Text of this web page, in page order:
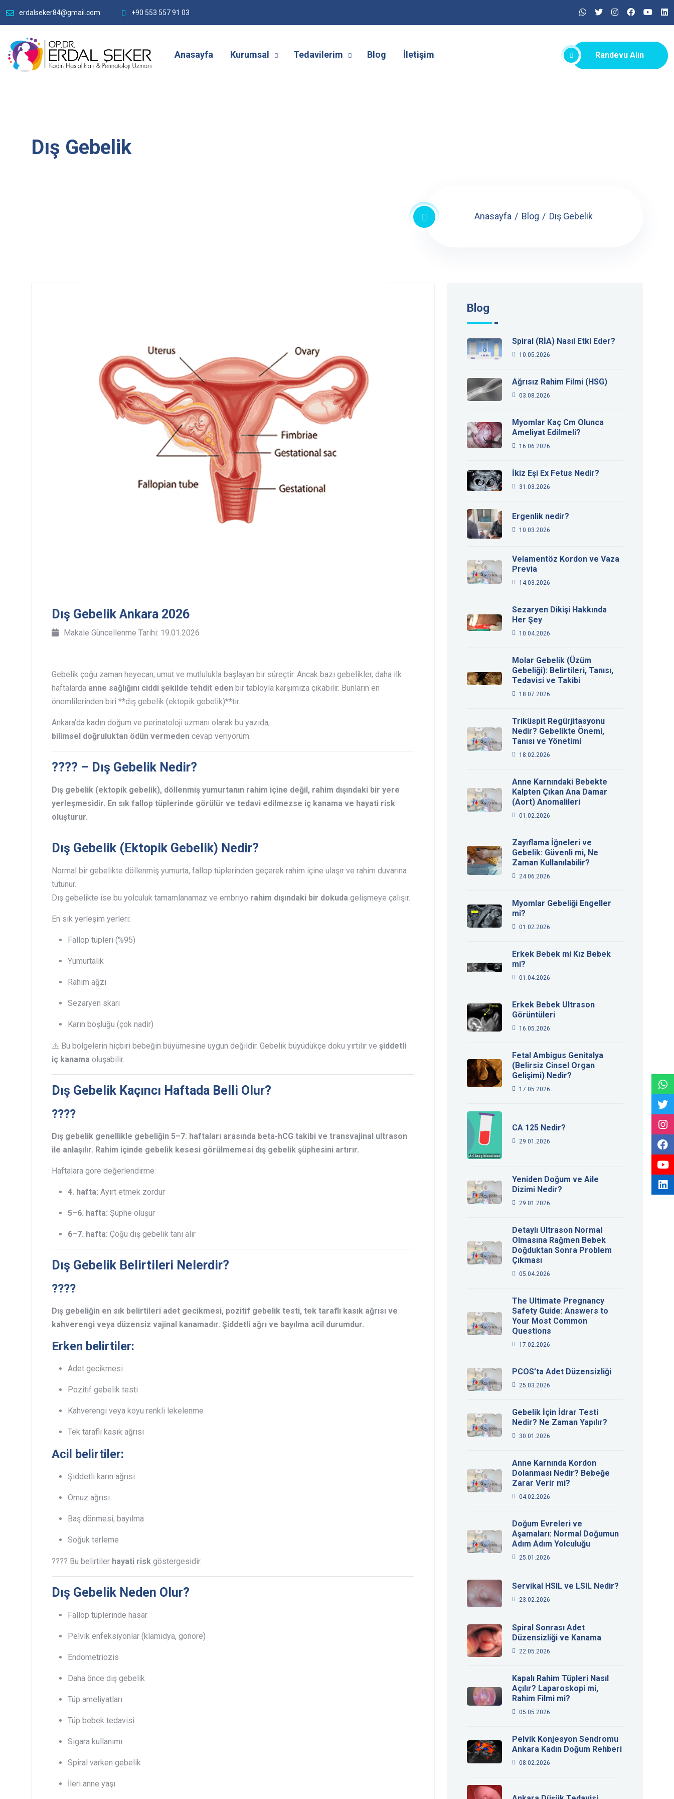
erdalseker84@gmail.com +90 553 557 91 03
Anasayfa Kurumsal Tedavilerim Blog İletişim Randevu Alın
Dış Gebelik
Anasayfa Blog Dış Gebelik
Dış Gebelik Ankara 2026
Makale Güncellenme Tarihi: 19.01.2026
Gebelik çoğu zaman heyecan, umut ve mutlulukla başlayan bir süreçtir. Ancak bazı gebelikler, daha ilk
haftalarda anne sağlığını ciddi şekilde tehdit eden bir tabloyla karşımıza çıkabilir. Bunların en
önemlilerinden biri **dış gebelik (ektopik gebelik)**tir.
Ankara’da kadın doğum ve perinatoloji uzmanı olarak bu yazıda;
bilimsel doğruluktan ödün vermeden cevap veriyorum.
???? – Dış Gebelik Nedir?
Dış gebelik (ektopik gebelik), döllenmiş yumurtanın rahim içine değil, rahim dışındaki bir yere
yerleşmesidir. En sık fallop tüplerinde görülür ve tedavi edilmezse iç kanama ve hayati risk
oluşturur.
Dış Gebelik (Ektopik Gebelik) Nedir?
Normal bir gebelikte döllenmiş yumurta, fallop tüplerinden geçerek rahim içine ulaşır ve rahim duvarına
tutunur.
Dış gebelikte ise bu yolculuk tamamlanamaz ve embriyo rahim dışındaki bir dokuda gelişmeye çalışır.
En sık yerleşim yerleri:
Fallop tüpleri (%95)
Yumurtalık
Rahim ağzı
Sezaryen skarı
Karın boşluğu (çok nadir)
⚠️ Bu bölgelerin hiçbiri bebeğin büyümesine uygun değildir. Gebelik büyüdükçe doku yırtılır ve şiddetli
iç kanama oluşabilir.
Dış Gebelik Kaçıncı Haftada Belli Olur?
????
Dış gebelik genellikle gebeliğin 5–7. haftaları arasında beta-hCG takibi ve transvajinal ultrason
ile anlaşılır. Rahim içinde gebelik kesesi görülmemesi dış gebelik şüphesini artırır.
Haftalara göre değerlendirme:
4. hafta: Ayırt etmek zordur
5–6. hafta: Şüphe oluşur
6–7. hafta: Çoğu dış gebelik tanı alır
Dış Gebelik Belirtileri Nelerdir?
????
Dış gebeliğin en sık belirtileri adet gecikmesi, pozitif gebelik testi, tek taraflı kasık ağrısı ve
kahverengi veya düzensiz vajinal kanamadır. Şiddetli ağrı ve bayılma acil durumdur.
Erken belirtiler:
Adet gecikmesi
Pozitif gebelik testi
Kahverengi veya koyu renkli lekelenme
Tek taraflı kasık ağrısı
Acil belirtiler:
Şiddetli karın ağrısı
Omuz ağrısı
Baş dönmesi, bayılma
Soğuk terleme
???? Bu belirtiler hayati risk göstergesidir.
Dış Gebelik Neden Olur?
Fallop tüplerinde hasar
Pelvik enfeksiyonlar (klamidya, gonore)
Endometriozis
Daha önce dış gebelik
Tüp ameliyatları
Tüp bebek tedavisi
Sigara kullanımı
Spiral varken gebelik
İleri anne yaşı
Blog
Spiral (RİA) Nasıl Etki Eder?
10.05.2026
Ağrısız Rahim Filmi (HSG)
03.08.2026
Myomlar Kaç Cm Olunca
Ameliyat Edilmeli?
16.06.2026
İkiz Eşi Ex Fetus Nedir?
31.03.2026
Ergenlik nedir?
10.03.2026
Velamentöz Kordon ve Vaza
Previa
14.03.2026
Sezaryen Dikişi Hakkında
Her Şey
10.04.2026
Molar Gebelik (Üzüm
Gebeliği): Belirtileri, Tanısı,
Tedavisi ve Takibi
18.07.2026
Triküspit Regürjitasyonu
Nedir? Gebelikte Önemi,
Tanısı ve Yönetimi
18.02.2026
Anne Karnındaki Bebekte
Kalpten Çıkan Ana Damar
(Aort) Anomalileri
01.02.2026
Zayıflama İğneleri ve
Gebelik: Güvenli mi, Ne
Zaman Kullanılabilir?
24.06.2026
Myomlar Gebeliği Engeller
mi?
01.02.2026
Erkek Bebek mi Kız Bebek
mi?
01.04.2026
Erkek Bebek Ultrason
Görüntüleri
16.05.2026
Fetal Ambigus Genitalya
(Belirsiz Cinsel Organ
Gelişimi) Nedir?
17.05.2026
CA 125 Nedir?
29.01.2026
Yeniden Doğum ve Aile
Dizimi Nedir?
29.01.2026
Detaylı Ultrason Normal
Olmasına Rağmen Bebek
Doğduktan Sonra Problem
Çıkması
05.04.2026
The Ultimate Pregnancy
Safety Guide: Answers to
Your Most Common
Questions
17.02.2026
PCOS’ta Adet Düzensizliği
25.03.2026
Gebelik İçin İdrar Testi
Nedir? Ne Zaman Yapılır?
30.01.2026
Anne Karnında Kordon
Dolanması Nedir? Bebeğe
Zarar Verir mi?
04.02.2026
Doğum Evreleri ve
Aşamaları: Normal Doğumun
Adım Adım Yolculuğu
25.01.2026
Servikal HSIL ve LSIL Nedir?
23.02.2026
Spiral Sonrası Adet
Düzensizliği ve Kanama
22.05.2026
Kapalı Rahim Tüpleri Nasıl
Açılır? Laparoskopi mi,
Rahim Filmi mi?
05.05.2026
Pelvik Konjesyon Sendromu
Ankara Kadın Doğum Rehberi
08.02.2026